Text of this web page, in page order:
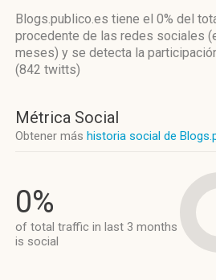
Blogs.publico.es tiene el 0% del
procedente de las redes sociales
meses) y se detecta la
(842 twitts)
Métrica Social
Obtener más historia social de
0%
of total traffic in last 3 months
is social